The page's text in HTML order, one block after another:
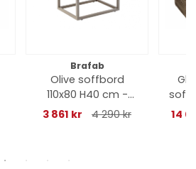
Brafab
Olive soffbord
110x80 H40 cm -
khaki/bamboo
3 861 kr 4 290 kr
14